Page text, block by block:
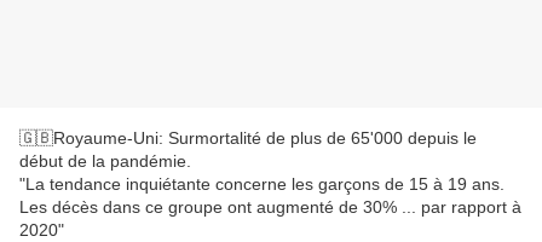
🇬🇧Royaume-Uni: Surmortalité de plus de 65'000 depuis le
début de la pandémie.
"La tendance inquiétante concerne les garçons de 15 à 19 ans.
Les décès dans ce groupe ont augmenté de 30% ... par rapport à
2020"